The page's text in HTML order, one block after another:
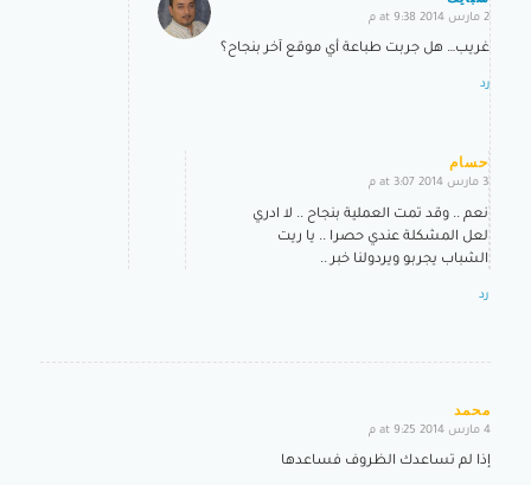
says:
2 مارس 2014 at 9:38 م
غريب… هل جربت طباعة أي موقع آخر بنجاح؟
رد
حسام
says:
3 مارس 2014 at 3:07 م
نعم .. وقد تمت العملية بنجاح .. لا ادري
لعل المشكلة عندي حصرا .. يا ريت
الشباب يجربو ويردولنا خبر ..
رد
محمد
says:
4 مارس 2014 at 9:25 م
إذا لم تساعدك الظروف فساعدها